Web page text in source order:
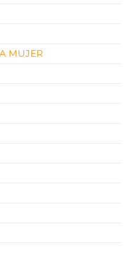
MUJER